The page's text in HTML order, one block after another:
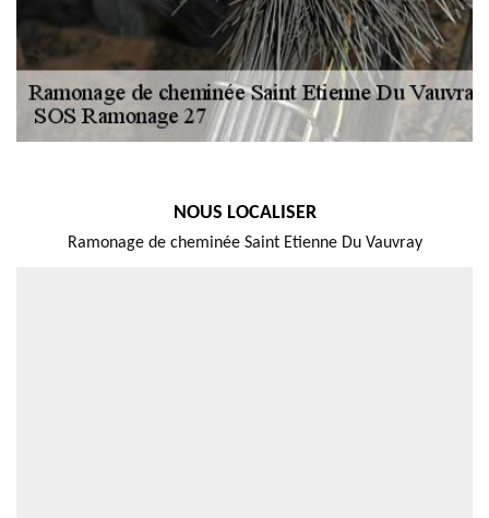
NOUS LOCALISER
Ramonage de cheminée Saint Etienne Du Vauvray